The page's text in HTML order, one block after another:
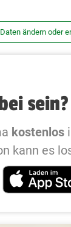
Daten ändern oder
sein?
kostenlos
kann es